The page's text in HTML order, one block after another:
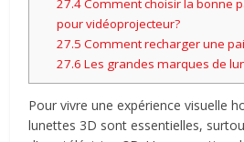
27.4Comment choisir la bonne
pour vidéoprojecteur?
27.5 Comment recharger une
27.6 Les grandes marques de
Pour vivre une expérience visuelle
lunettes 3D sont essentielles,